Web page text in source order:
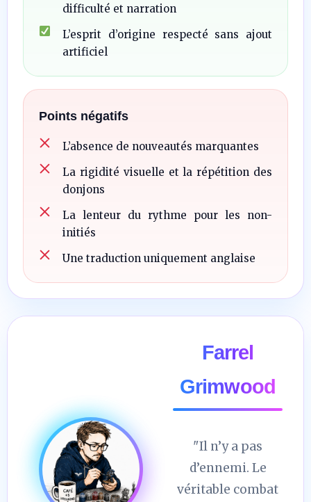
difficulté et narration
L’esprit d’origine respecté sans ajout
artificiel
Points négatifs
L’absence de nouveautés marquantes
La rigidité visuelle et la répétition des
donjons
La lenteur du rythme pour les non-
initiés
Une traduction uniquement anglaise
Farrel
Grimwood
"Il n’y a pas
d’ennemi. Le
véritable combat